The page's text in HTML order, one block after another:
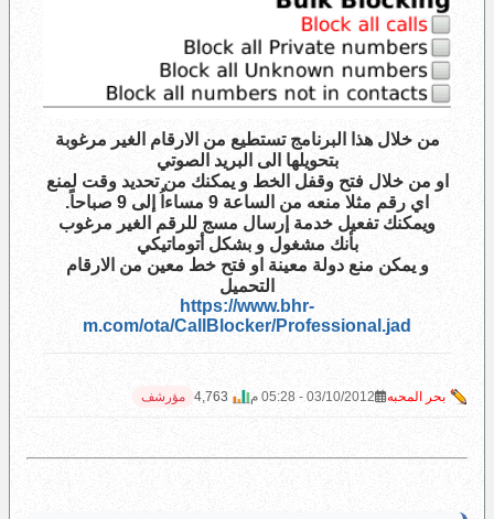
من خلال هذا البرنامج تستطيع من الارقام الغير مرغوبة
بتحويلها الى البريد الصوتي
او من خلال فتح وقفل الخط و يمكنك من تحديد وقت لمنع
اي رقم مثلا منعه من الساعة 9 مساءاُ إلى 9 صباحاً.
ويمكنك تفعيل خدمة إرسال مسج للرقم الغير مرغوب
بأنك مشغول و بشكل أتوماتيكي
و يمكن منع دولة معينة او فتح خط معين من الارقام
التحميل
https://www.bhr-
m.com/ota/CallBlocker/Professional.jad
بحر المحبه 03/10/2012 - 05:28 م 4,763 مؤرشف